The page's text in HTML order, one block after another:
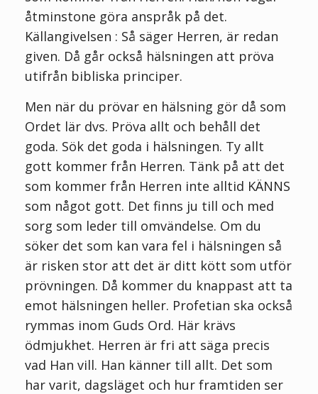
åtminstone göra anspråk på det.
Källangivelsen : Så säger Herren, är redan
given. Då går också hälsningen att pröva
utifrån bibliska principer.
Men när du prövar en hälsning gör då som
Ordet lär dvs. Pröva allt och behåll det
goda. Sök det goda i hälsningen. Ty allt
gott kommer från Herren. Tänk på att det
som kommer från Herren inte alltid KÄNNS
som något gott. Det finns ju till och med
sorg som leder till omvändelse. Om du
söker det som kan vara fel i hälsningen så
är risken stor att det är ditt kött som utför
prövningen. Då kommer du knappast att ta
emot hälsningen heller. Profetian ska också
rymmas inom Guds Ord. Här krävs
ödmjukhet. Herren är fri att säga precis
vad Han vill. Han känner till allt. Det som
har varit, dagsläget och hur framtiden ser